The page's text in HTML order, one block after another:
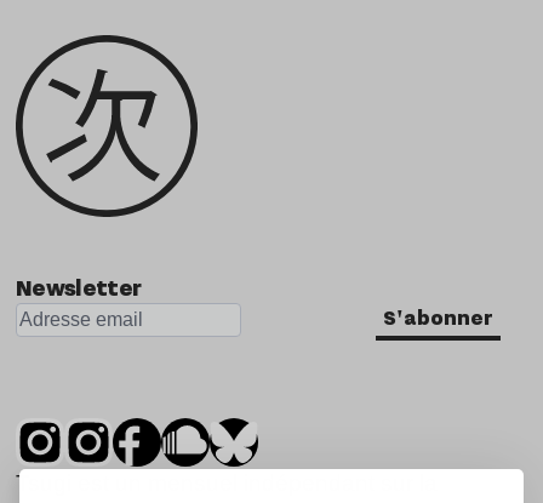
Newsletter
S'abonner
Tsugi est un mensuel indépendant sur la